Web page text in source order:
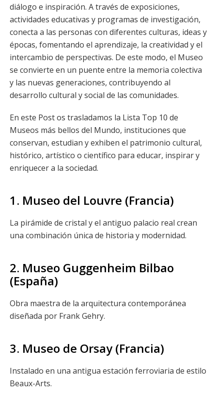
diálogo e inspiración. A través de exposiciones,
actividades educativas y programas de investigación,
conecta a las personas con diferentes culturas, ideas y
épocas, fomentando el aprendizaje, la creatividad y el
intercambio de perspectivas. De este modo, el Museo
se convierte en un puente entre la memoria colectiva
y las nuevas generaciones, contribuyendo al
desarrollo cultural y social de las comunidades.
En este Post os trasladamos la Lista Top 10 de
Museos más bellos del Mundo, instituciones que
conservan, estudian y exhiben el patrimonio cultural,
histórico, artístico o científico para educar, inspirar y
enriquecer a la sociedad.
1. Museo del Louvre (Francia)
La pirámide de cristal y el antiguo palacio real crean
una combinación única de historia y modernidad.
2. Museo Guggenheim Bilbao
(España)
Obra maestra de la arquitectura contemporánea
diseñada por Frank Gehry.
3. Museo de Orsay (Francia)
Instalado en una antigua estación ferroviaria de estilo
Beaux-Arts.